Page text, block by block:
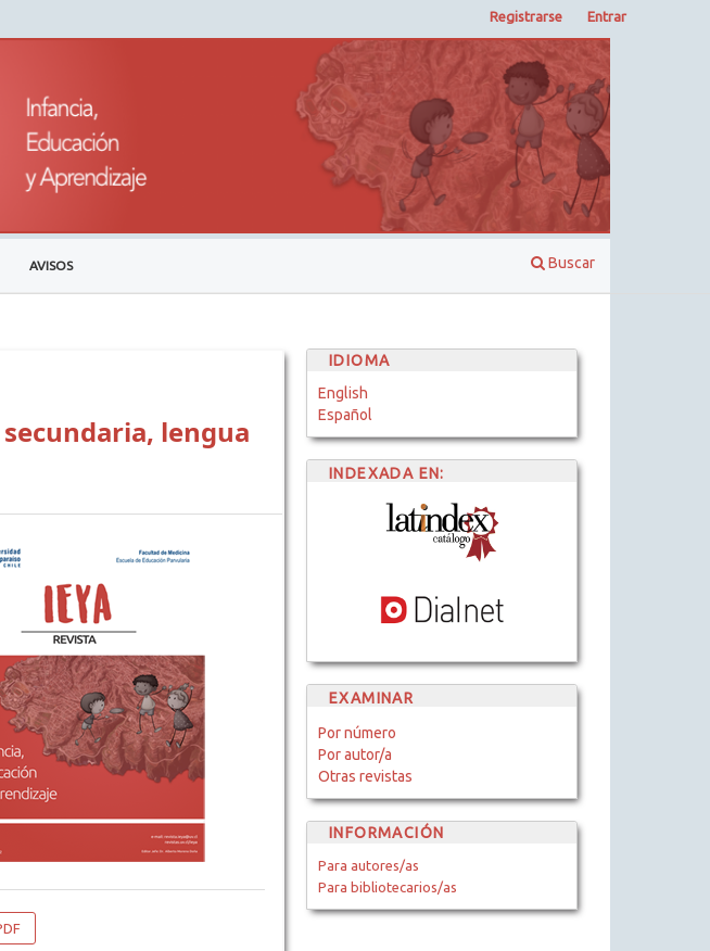
AVISOS Buscar
Registrarse Entrar
lengua
IDIOMA
English
Español
INDEXADA EN:
EXAMINAR
Por número
Por autor/a
Otras revistas
INFORMACIÓN
Para autores/as
Para bibliotecarios/as